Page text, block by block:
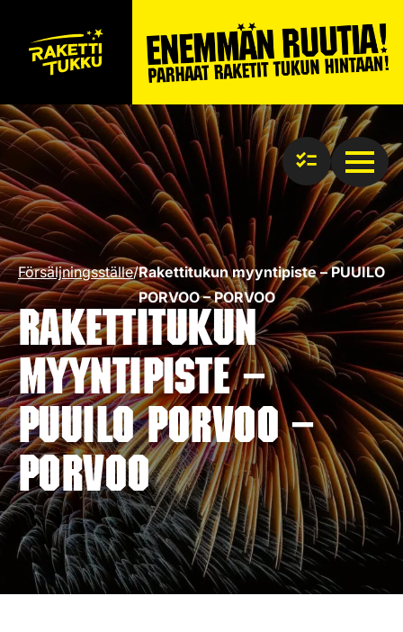
Försäljningsställe/Rakettitukun myyntipiste – PUUILO
PORVOO – PORVOO
Rakettitukun
myyntipiste –
PUUILO PORVOO –
PORVOO